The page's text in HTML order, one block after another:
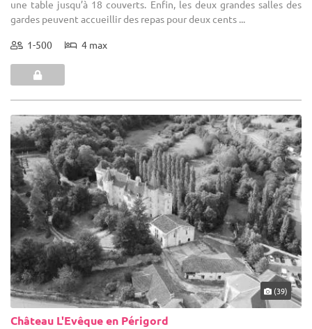
une table jusqu’à 18 couverts. Enfin, les deux grandes salles des
gardes peuvent accueillir des repas pour deux cents ...
1-500 4 max
(39)
Château L'Evêque en Périgord